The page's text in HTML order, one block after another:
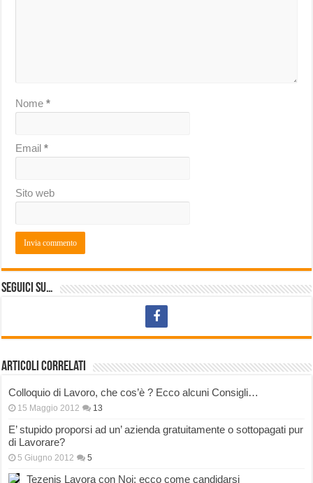
Nome*
Email*
Sito web
Seguici su…
Articoli correlati
Colloquio di Lavoro, che cos’è ? Ecco alcuni Consigli…
15 Maggio 2012 13
E’ stupido proporsi ad un’ azienda gratuitamente o sottopagati pur
di Lavorare?
5 Giugno 2012 5
Tezenis Lavora con Noi: ecco come candidarsi